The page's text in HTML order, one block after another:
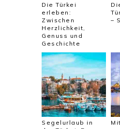
Die Türkei
erleben:
Zwischen
Herzlichkeit,
Genuss und
Geschichte
–
Segelurlaub in